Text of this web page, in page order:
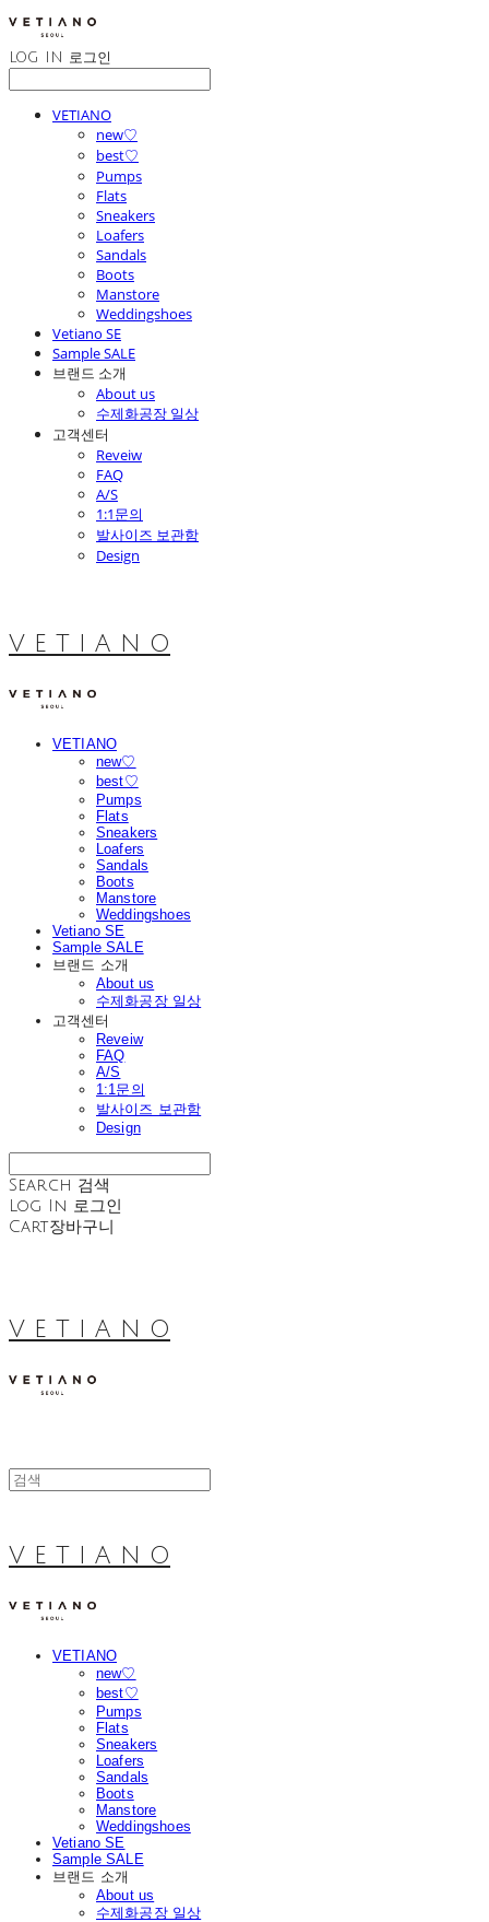
LOG IN 로그인
VETIANO
new♡
best♡
Pumps
Flats
Sneakers
Loafers
Sandals
Boots
Manstore
Weddingshoes
Vetiano SE
Sample SALE
브랜드 소개
About us
수제화공장 일상
고객센터
Reveiw
FAQ
A/S
1:1문의
발사이즈 보관함
Design
V E T I A N O
VETIANO
new♡
best♡
Pumps
Flats
Sneakers
Loafers
Sandals
Boots
Manstore
Weddingshoes
Vetiano SE
Sample SALE
브랜드 소개
About us
수제화공장 일상
고객센터
Reveiw
FAQ
A/S
1:1문의
발사이즈 보관함
Design
Search 검색
Log In 로그인
Cart장바구니
V E T I A N O
V E T I A N O
VETIANO
new♡
best♡
Pumps
Flats
Sneakers
Loafers
Sandals
Boots
Manstore
Weddingshoes
Vetiano SE
Sample SALE
브랜드 소개
About us
수제화공장 일상